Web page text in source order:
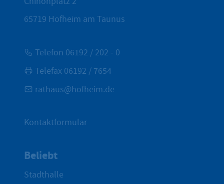
65719 Hofheim am Taunus
Telefon 06192 / 202 - 0
Telefax 06192 / 7654
rathaus@hofheim.de
Kontaktformular
Beliebt
Stadthalle